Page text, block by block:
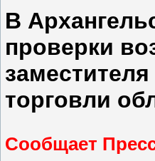
В
проверки
торговли
Сообщает